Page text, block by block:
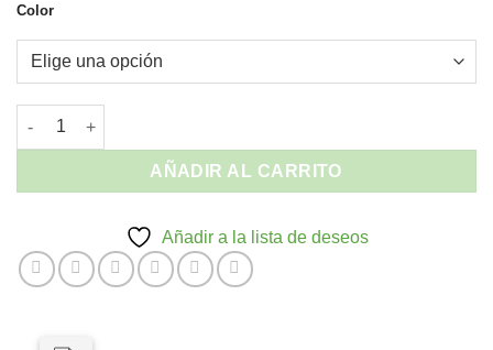
Color
Silla con Brazos HANOI - Apilable Médula Sintética Interior y
AÑADIR AL CARRITO
Añadir a la lista de deseos